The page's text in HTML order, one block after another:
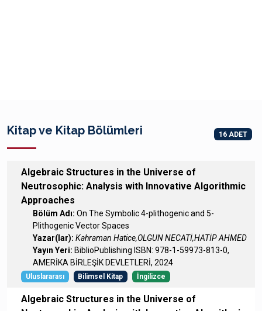
Kitap ve Kitap Bölümleri 16 ADET
Algebraic Structures in the Universe of
Neutrosophic: Analysis with Innovative Algorithmic
Approaches
Bölüm Adı: On The Symbolic 4-plithogenic and 5-
Plithogenic Vector Spaces
Yazar(lar): Kahraman Hatice,OLGUN NECATİ,HATİP AHMED
Yayın Yeri: BiblioPublishing ISBN: 978-1-59973-813-0,
AMERİKA BİRLEŞİK DEVLETLERİ, 2024
Uluslararası Bilimsel Kitap İngilizce
Algebraic Structures in the Universe of